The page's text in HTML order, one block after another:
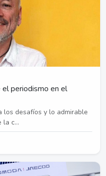
periodismo en el
los desafíos y lo admirable
la c...